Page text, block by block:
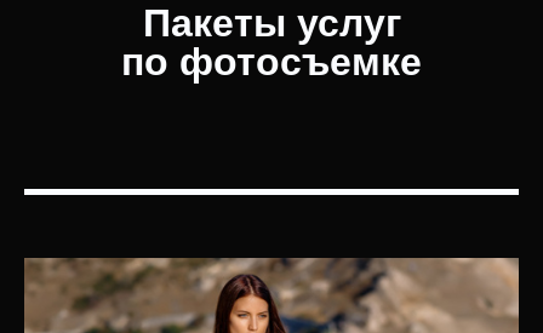
Пакеты услуг
по фотосъемке